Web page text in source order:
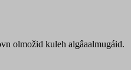
olmožid kuleh algâaalmugáid.